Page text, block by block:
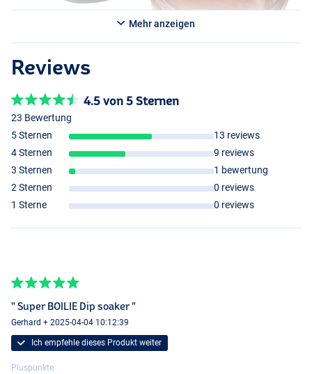
Mehr anzeigen
Reviews
4.5 von 5 Sternen
23 Bewertung
5 Sternen
13 reviews
4 Sternen
9 reviews
3 Sternen
1 bewertung
2 Sternen
0 reviews
1 Sterne
0 reviews
" Super BOILIE Dip soaker "
Gerhard + 2025-04-04 10:12:39
Ich empfehle dieses Produkt weiter
Pluspunkte